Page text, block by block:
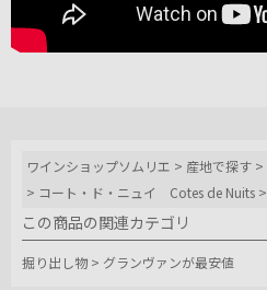
ワインショップソムリエ > 産地で探す >
> コート・ド・ニュイ Cotes de Nuits >
この商品の関連カテゴリ
掘り出し物 > グランヴァンが最安値